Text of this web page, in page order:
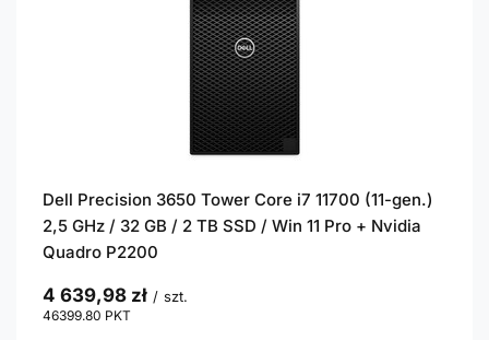
Dell Precision 3650 Tower Core i7 11700 (11-gen.)
2,5 GHz / 32 GB / 2 TB SSD / Win 11 Pro + Nvidia
Quadro P2200
4 639,98 zł / szt.
46399.80 PKT